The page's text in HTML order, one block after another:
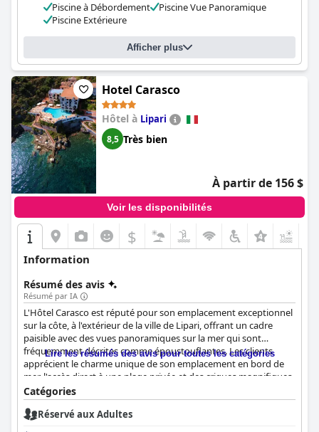
Piscine à Débordement
Piscine Vue Panoramique
Piscine Extérieure
Afficher plus
Hotel Carasco
Hôtel à Lipari
8,5 Très bien
À partir de 156 $
Voir les disponibilités
$
Information
Résumé des avis
Résumé par IA
L'Hôtel Carasco est réputé pour son emplacement exceptionnel
sur la côte, à l'extérieur de la ville de Lipari, offrant un cadre
paisible avec des vues panoramiques sur la mer qui sont
fréquemment décrites comme époustouflantes. Les clients
apprécient le charme unique de son emplacement en bord de
mer, l'accès direct à une plage privée et des criques magnifiques,
idéales pour la baignade et la détente. La position de l'hôtel à
flanc de falaise, surplombant la baie, offre des vues pittoresques
depuis les chambres et les balcons, combinant sérénité et
Lire les résumés des avis pour toutes les catégories
Catégories
Réservé aux Adultes